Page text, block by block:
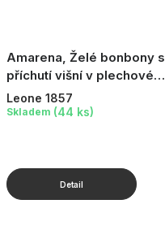
Amarena, Želé bonbony s
příchutí višní v plechové
dóze, 150 g
Leone 1857
Skladem (44 ks)